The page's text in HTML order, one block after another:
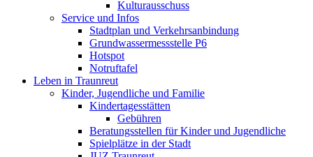
Kulturausschuss
Service und Infos
Stadtplan und Verkehrsanbindung
Grundwassermessstelle P6
Hotspot
Notruftafel
Leben in Traunreut
Kinder, Jugendliche und Familie
Kindertagesstätten
Gebühren
Beratungsstellen für Kinder und Jugendliche
Spielplätze in der Stadt